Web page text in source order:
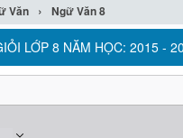
Văn › Ngữ Văn 8
LỚP 8 NĂM HỌC: 2015 -